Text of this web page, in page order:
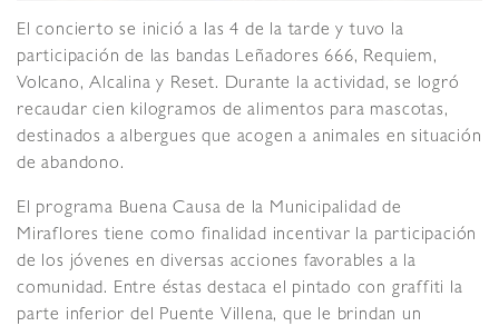
El concierto se inició a las 4 de la tarde y tuvo la
participación de las bandas Leñadores 666, Requiem,
Volcano, Alcalina y Reset. Durante la actividad, se logró
recaudar cien kilogramos de alimentos para mascotas,
destinados a albergues que acogen a animales en situación
de abandono.
El programa Buena Causa de la Municipalidad de
Miraflores tiene como finalidad incentivar la participación
de los jóvenes en diversas acciones favorables a la
comunidad. Entre éstas destaca el pintado con graffiti la
parte inferior del Puente Villena, que le brindan un